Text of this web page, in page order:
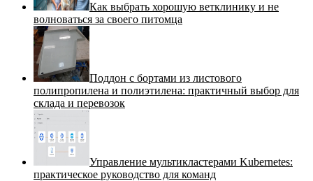
Как выбрать хорошую ветклинику и не
волноваться за своего питомца
Поддон с бортами из листового
полипропилена и полиэтилена: практичный выбор для
склада и перевозок
Управление мультикластерами Kubernetes:
практическое руководство для команд